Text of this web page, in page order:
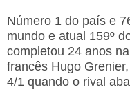
Número 1 do país e
mundo e atual 159º
completou 24 anos
francês Hugo
4/1 quando o rival